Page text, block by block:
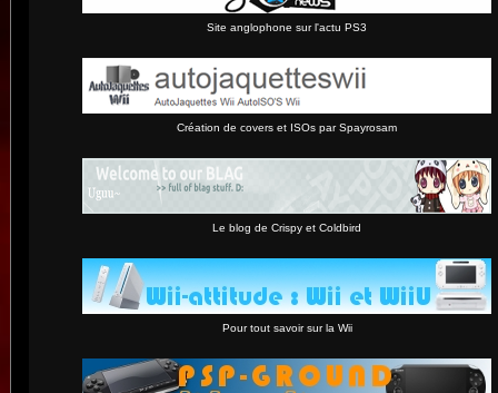
Site anglophone sur l'actu PS3
Création de covers et ISOs par Spayrosam
Le blog de Crispy et Coldbird
Pour tout savoir sur la Wii